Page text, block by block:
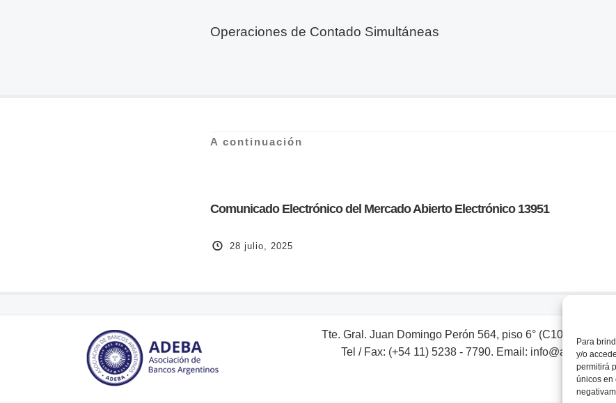
Para
y/o
permitirá
únicos en
Operaciones de Contado Simultáneas
A continuación
Comunicado Electrónico del Mercado Abierto Electrónico 13951
28 julio, 2025
Tte. Gral. Juan Domingo Perón 564, piso 6° (C1038AAL)
Tel / Fax: (+54 11) 5238 - 7790. Email: